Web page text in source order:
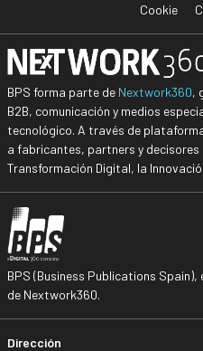
Cookie
BPS forma parte de Nextwork360,
B2B, comunicación y medios
tecnológico. A través de
a fabricantes, partners y
Transformación Digital, la
BPS (Business Publications
de Nextwork360.
Dirección